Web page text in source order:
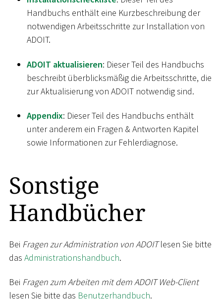
Handbuchs enthält eine Kurzbeschreibung der
notwendigen Arbeitsschritte zur Installation von
ADOIT.
ADOIT aktualisieren: Dieser Teil des Handbuchs
beschreibt überblicksmäßig die Arbeitsschritte, die
zur Aktualisierung von ADOIT notwendig sind.
Appendix: Dieser Teil des Handbuchs enthält
unter anderem ein Fragen & Antworten Kapitel
sowie Informationen zur Fehlerdiagnose.
Sonstige
Handbücher
Bei Fragen zur Administration von ADOITlesen Sie bitte
das Administrationshandbuch.
Bei Fragen zum Arbeiten mit dem ADOIT Web-Client
lesen Sie bitte das Benutzerhandbuch.